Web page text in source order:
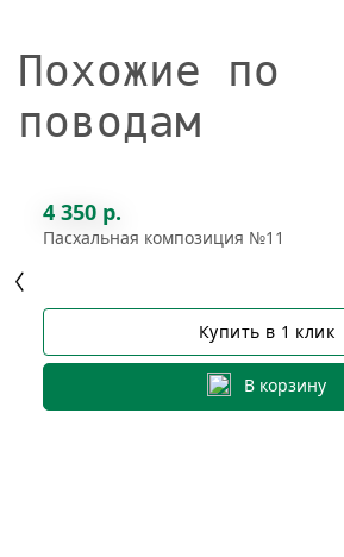
Похожие по
поводам
4 350 р.
Пасхальная композиция №11
Купить в 1 клик
В корзину